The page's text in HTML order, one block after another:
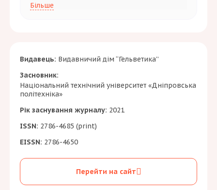
Видавець: Видавничий дім “Гельветика”
Засновник:
Національний технічний університет «Дніпровська
політехніка»
Рік заснування журналу: 2021
ISSN: 2786-4685 (print)
EISSN: 2786-4650
Перейти на сайт
третього рівня вищої освіти бюджетної
гривень , які необхідно сплатити додатково
до публікаційного внеску.
Більше